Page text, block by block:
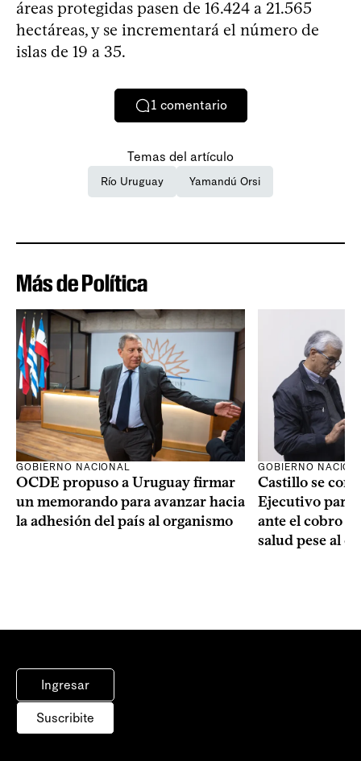
áreas protegidas pasen de 16.424 a 21.565
hectáreas, y se incrementará el número de
islas de 19 a 35.
1 comentario
Temas del artículo
Río Uruguay Yamandú Orsi
Más de Política
GOBIERNO NACIONAL
OCDE propuso a Uruguay firmar
un memorando para avanzar hacia
la adhesión del país al organismo
GOBIERNO
Castillo se
Ejecutivo para
ante el cobro
salud pese al
Ingresar
Suscribite